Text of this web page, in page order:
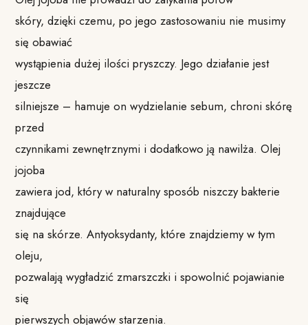
skóry, dzięki czemu, po jego zastosowaniu nie musimy
się obawiać
wystąpienia dużej ilości pryszczy. Jego działanie jest
jeszcze
silniejsze – hamuje on wydzielanie sebum, chroni skórę
przed
czynnikami zewnętrznymi i dodatkowo ją nawilża. Olej
jojoba
zawiera jod, który w naturalny sposób niszczy bakterie
znajdujące
się na skórze. Antyoksydanty, które znajdziemy w tym
oleju,
pozwalają wygładzić zmarszczki i spowolnić pojawianie
się
pierwszych objawów starzenia.